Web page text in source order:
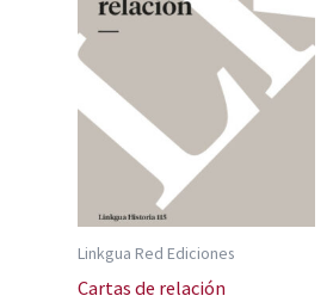
Linkgua Red Ediciones
Cartas de relación